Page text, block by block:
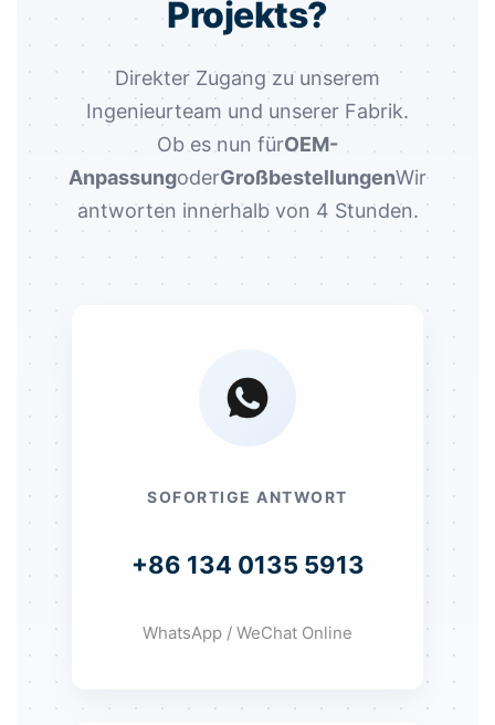
Projekts?
Direkter Zugang zu unserem
Ingenieurteam und unserer Fabrik.
Ob es nun fürOEM-
AnpassungoderGroßbestellungenWir
antworten innerhalb von 4 Stunden.
SOFORTIGE ANTWORT
+86 134 0135 5913
WhatsApp / WeChat Online